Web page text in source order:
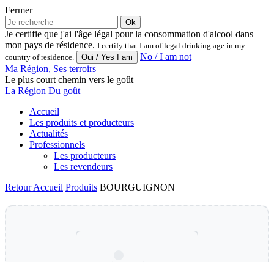
Fermer
Ok
Je certifie que j'ai l'âge légal pour la consommation d'alcool dans
mon pays de résidence. I certify that I am of legal drinking age in my
country of residence.
No / I am not
Ma Région, Ses terroirs
Le plus court chemin vers le goût
La Région Du goût
Accueil
Les produits et producteurs
Actualités
Professionnels
Les producteurs
Les revendeurs
RetourAccueil Produits BOURGUIGNON